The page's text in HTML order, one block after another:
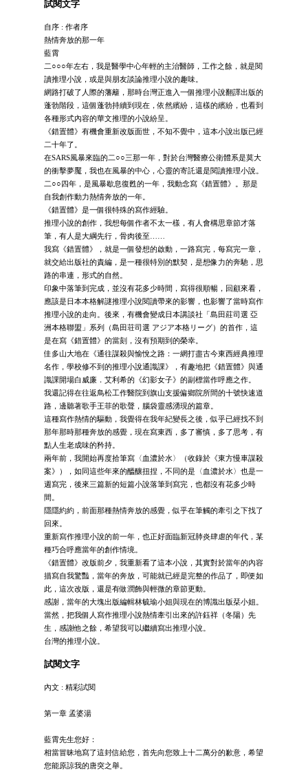
試閱文字
自序 : 作者序
熱情奔放的那一年
藍霄
二○○○年左右，我是醫學中心年輕的主治醫師，工作之餘，就是閱
讀推理小說，或是與朋友談論推理小說的趣味。
網路打破了人際的藩籬，那時台灣正進入一個推理小說翻譯出版的
蓬勃階段，這個蓬勃持續到現在，依然繽紛，這樣的繽紛，也看到
各種形式內容的華文推理的小說紛呈。
《錯置體》有機會重新改版面世，不知不覺中，這本小說出版已經
二十年了。
在SARS風暴來臨的二○○三那一年，對於台灣醫療公衛體系是莫大
的衝擊夢魘，我也在風暴的中心，心靈的寄託還是閱讀推理小說。
二○○四年，是風暴歇息復甦的一年，我動念寫《錯置體》。那是
自我創作動力熱情奔放的一年。
《錯置體》是一個很特殊的寫作經驗。
推理小說的創作，我想每個作者不太一樣，有人會構思章節才落
筆，有人是大綱先行，骨肉後至……
我寫《錯置體》，就是一個發想的啟動，一路寫完，每寫完一章，
就交給出版社的責編，是一種很特別的默契，是想像力的奔馳，思
路的串連，形式的自然。
印象中落筆到完成，並沒有花多少時間，寫得很順暢，回顧來看，
應該是日本本格解謎推理小說閱讀帶來的影響，也影響了當時寫作
推理小說的走向。後來，有機會變成日本講談社「島田莊司選 亞
洲本格聯盟」系列（島田荘司選 アジア本格リーグ）的首作，這
是在寫《錯置體》的當刻，沒有預期到的榮幸。
佳多山大地在《通往謀殺與愉悅之路：一網打盡古今東西經典推理
名作，學校修不到的推理小說通識課》，有趣地把《錯置體》與通
識課開場白威廉．艾利希的《幻影女子》的副標當作呼應之作。
我還記得在往返鳥松工作醫院到旗山支援偏鄉院所間的十號快速道
路，邊聽著歌手王菲的歌聲，腦袋靈感湧現的篇章。
這種寫作熱情的驅動，我覺得在我年紀變長之後，似乎已經找不到
那年那時那種奔放的感覺，現在寫東西，多了審慎，多了思考，有
點人生老成味的矜持。
兩年前，我開始再度拾筆寫〈血濃於水〉（收錄於《東方慢車謀殺
案》），如同這些年來的醞釀扭捏，不同的是〈血濃於水〉也是一
週寫完，後來三篇新的短篇小說落筆到寫完，也都沒有花多少時
間。
隱隱約約，前面那種熱情奔放的感覺，似乎在筆觸的牽引之下找了
回來。
重新寫作推理小說的前一年，也正好面臨新冠肺炎肆虐的年代，某
種巧合呼應當年的創作情境。
《錯置體》改版前夕，我重新看了這本小說，其實對於當年的內容
描寫自我驚豔，當年的奔放，可能就已經是完整的作品了，即便如
此，這次改版，還是有做潤飾與輕微的章節更動。
感謝，當年的大塊出版編輯林毓瑜小姐與現在的博識出版栞小姐。
當然，把我個人寫作推理小說熱情牽引出來的許鈺祥（冬陽）先
生，感謝他之餘，希望我可以繼續寫出推理小說。
台灣的推理小說。
試閱文字
內文 : 精彩試閱
第一章 孟婆湯
藍霄先生您好：
相當冒昧地寫了這封信給您，首先向您致上十二萬分的歉意，希望
您能原諒我的唐突之舉。